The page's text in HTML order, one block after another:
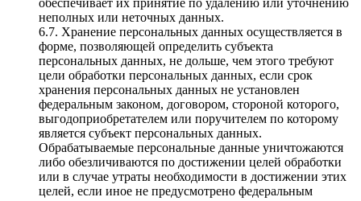
неполных или неточных данных.
6.7. Хранение персональных данных осуществляется в
форме, позволяющей определить субъекта
персональных данных, не дольше, чем этого требуют
цели обработки персональных данных, если срок
хранения персональных данных не установлен
федеральным законом, договором, стороной которого,
выгодоприобретателем или поручителем по которому
является субъект персональных данных.
Обрабатываемые персональные данные уничтожаются
либо обезличиваются по достижении целей обработки
или в случае утраты необходимости в достижении этих
целей, если иное не предусмотрено федеральным